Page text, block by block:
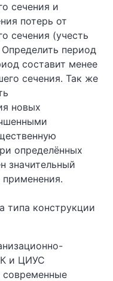
сечения и
потерь от
сечения (учесть
период
составит менее
сечения. Так же
новых
определённых
значительный
типа конструкции
и ЦИУС